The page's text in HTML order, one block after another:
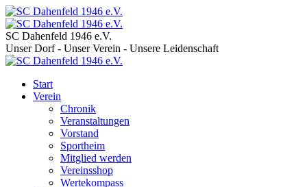
SC Dahenfeld 1946 e.V.
Unser Dorf - Unser Verein - Unsere Leidenschaft
Start
Verein
Chronik
Veranstaltungen
Vorstand
Sportheim
Mitglied werden
Vereinsshop
Wertekompass